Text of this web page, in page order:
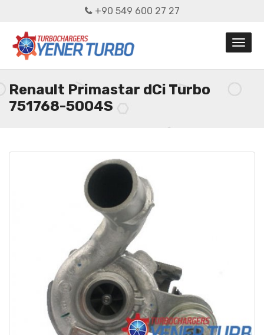
+90 549 600 27 27
Renault Primastar dCi Turbo
751768-5004S